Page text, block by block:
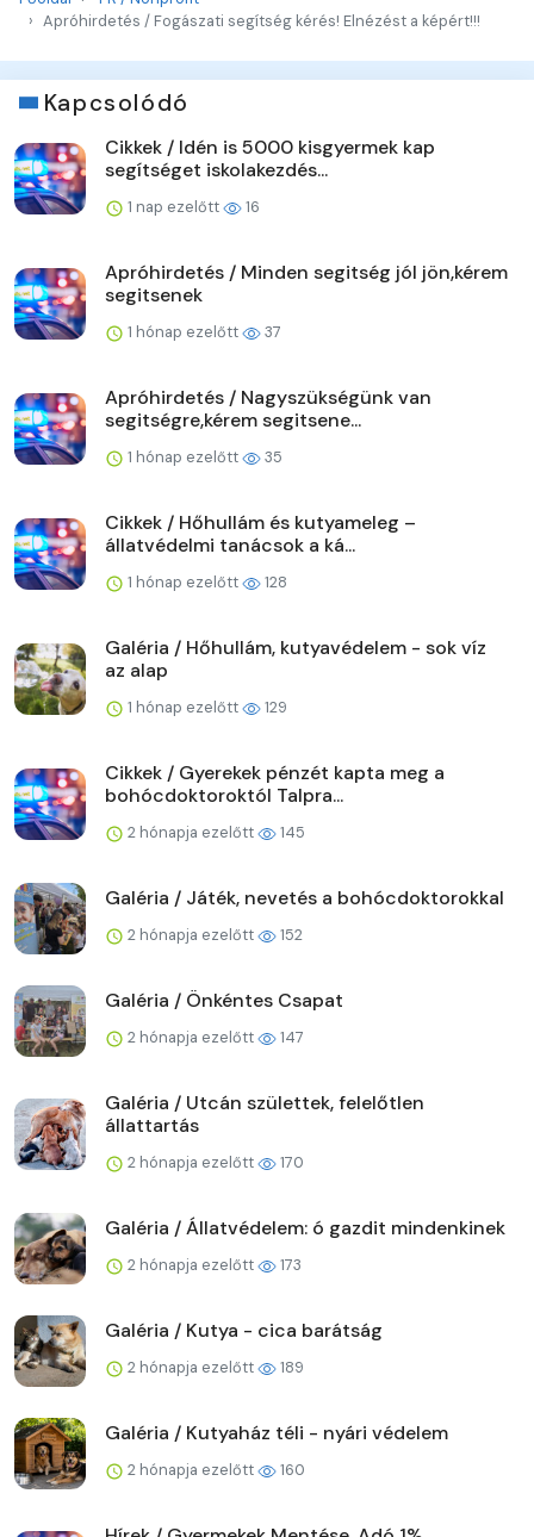
Apróhirdetés / Fogászati segítség kérés! Elnézést a képért!!!
Kapcsolódó
Cikkek / Idén is 5000 kisgyermek kap
segítséget iskolakezdés...
1 nap ezelőtt 16
Apróhirdetés / Minden segitség jól jön,kérem
segitsenek
1 hónap ezelőtt 37
Apróhirdetés / Nagyszükségünk van
segitségre,kérem segitsene...
1 hónap ezelőtt 35
Cikkek / Hőhullám és kutyameleg –
állatvédelmi tanácsok a ká...
1 hónap ezelőtt 128
Galéria / Hőhullám, kutyavédelem - sok víz
az alap
1 hónap ezelőtt 129
Cikkek / Gyerekek pénzét kapta meg a
bohócdoktoroktól Talpra...
2 hónapja ezelőtt 145
Galéria / Játék, nevetés a bohócdoktorokkal
2 hónapja ezelőtt 152
Galéria / Önkéntes Csapat
2 hónapja ezelőtt 147
Galéria / Utcán születtek, felelőtlen
állattartás
2 hónapja ezelőtt 170
Galéria / Állatvédelem: ó gazdit mindenkinek
2 hónapja ezelőtt 173
Galéria / Kutya - cica barátság
2 hónapja ezelőtt 189
Galéria / Kutyaház téli - nyári védelem
2 hónapja ezelőtt 160